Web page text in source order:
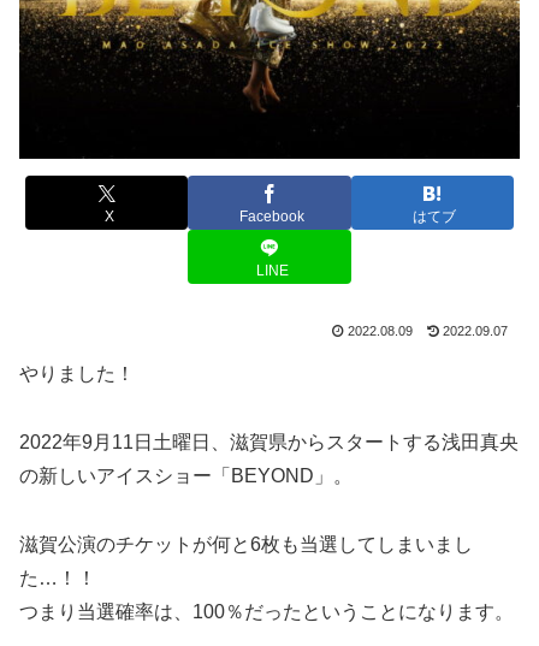
X Facebook はてブ
LINE
2022.08.09 2022.09.07
やりました！
2022年9月11日土曜日、滋賀県からスタートする浅田真央
の新しいアイスショー「BEYOND」。
滋賀公演のチケットが何と6枚も当選してしまいまし
た…！！
つまり当選確率は、100％だったということになります。